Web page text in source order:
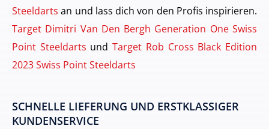
Steeldarts an und lass dich von den Profis inspirieren.
Target Dimitri Van Den Bergh Generation One Swiss
Point Steeldarts undTarget Rob Cross Black Edition
2023 Swiss Point Steeldarts
SCHNELLE LIEFERUNG UND ERSTKLASSIGER
KUNDENSERVICE